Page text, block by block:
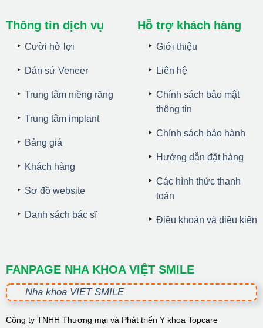
Thông tin dịch vụ
Cười hở lợi
Dán sứ Veneer
Trung tâm niềng răng
Trung tâm implant
Bảng giá
Khách hàng
Sơ đồ website
Danh sách bác sĩ
Hỗ trợ khách hàng
Giới thiệu
Liên hệ
Chính sách bảo mật
thông tin
Chính sách bảo hành
Hướng dẫn đặt hàng
Các hình thức thanh
toán
Điều khoản và điều kiện
FANPAGE NHA KHOA VIỆT SMILE
Nha khoa VIET SMILE
Công ty TNHH Thương mại và Phát triển Y khoa Topcare